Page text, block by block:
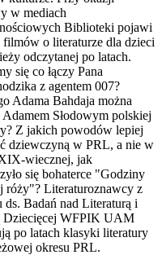
w mediach
Biblioteki pojawi
filmów o literaturze dla dzieci
odczytanej po latach.
się co łączy Pana
z agentem 007?
Adama Bahdaja można
Adamem Słodowym polskiej
Z jakich powodów lepiej
dziewczyną w PRL, a nie w
wiecznej, jak
się bohaterce "Godziny
róży"? Literaturoznawcy z
ds. Badań nad Literaturą i
Dziecięcej WFPIK UAM
po latach klasyki literatury
okresu PRL.